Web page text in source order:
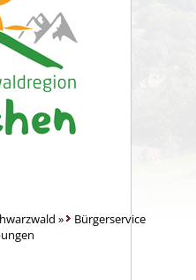
»
Bürgerservice